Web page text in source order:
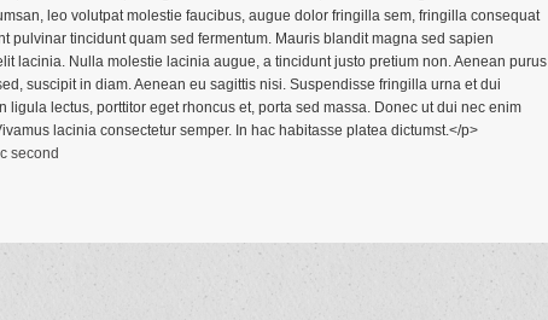
leo volutpat molestie faucibus, augue dolor fringilla sem, fringilla consequat
pulvinar tincidunt quam sed fermentum. Mauris blandit magna sed sapien
lacinia. Nulla molestie lacinia augue, a tincidunt justo pretium non. Aenean purus
suscipit in diam. Aenean eu sagittis nisi. Suspendisse fringilla urna et dui
ligula lectus, porttitor eget rhoncus et, porta sed massa. Donec ut dui nec enim
lacinia consectetur semper. In hac habitasse platea dictumst.</p>
second